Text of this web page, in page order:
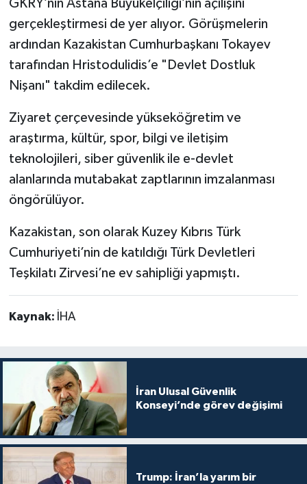
GKRY’nin Astana Büyükelçiliği’nin açılışını
gerçekleştirmesi de yer alıyor. Görüşmelerin
ardından Kazakistan Cumhurbaşkanı Tokayev
tarafından Hristodulidis’e "Devlet Dostluk
Nişanı" takdim edilecek.
Ziyaret çerçevesinde yükseköğretim ve
araştırma, kültür, spor, bilgi ve iletişim
teknolojileri, siber güvenlik ile e-devlet
alanlarında mutabakat zaptlarının imzalanması
öngörülüyor.
Kazakistan, son olarak Kuzey Kıbrıs Türk
Cumhuriyeti’nin de katıldığı Türk Devletleri
Teşkilatı Zirvesi’ne ev sahipliği yapmıştı.
Kaynak: İHA
İran Ulusal Güvenlik
Konseyi’nde görev değişimi
Trump: İran’la yarım bir